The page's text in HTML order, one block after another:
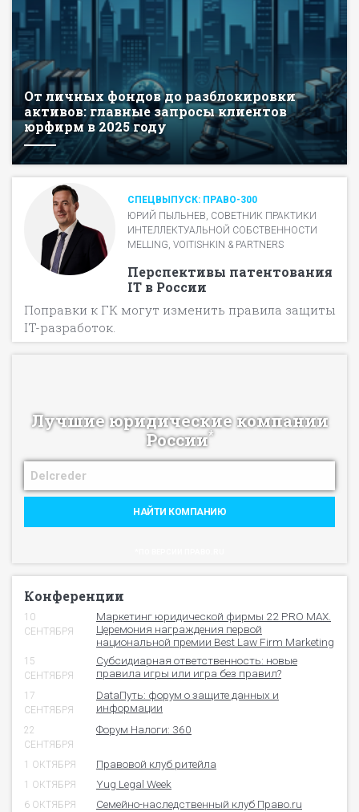
От личных фондов до разблокировки
активов: главные запросы клиентов
юрфирм в 2025 году
СПЕЦВЫПУСК: ПРАВО-300
ЮРИЙ ПЫЛЬНЕВ, СОВЕТНИК ПРАКТИКИ
ИНТЕЛЛЕКТУАЛЬНОЙ СОБСТВЕННОСТИ
MELLING, VOITISHKIN & PARTNERS
Перспективы патентования
IT в России
Поправки к ГК могут изменить правила защиты
IT-разработок.
Лучшие юридические компании
России*
НАЙТИ КОМПАНИЮ
Конференции
10
СЕНТЯБРЯ
Маркетинг юридической фирмы 22 PRO MAX.
Церемония награждения первой
национальной премии Best Law Firm Marketing
15
СЕНТЯБРЯ
Субсидиарная ответственность: новые
правила игры или игра без правил?
17
СЕНТЯБРЯ
DataПуть: форум о защите данных и
информации
22
СЕНТЯБРЯ
Форум Налоги: 360
1 ОКТЯБРЯ Правовой клуб ритейла
1 ОКТЯБРЯ Yug Legal Week
6 ОКТЯБРЯ Семейно-наследственный клуб Право.ru